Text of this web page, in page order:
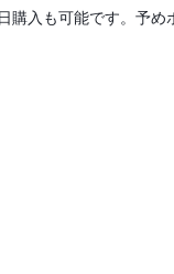
入も可能です。予